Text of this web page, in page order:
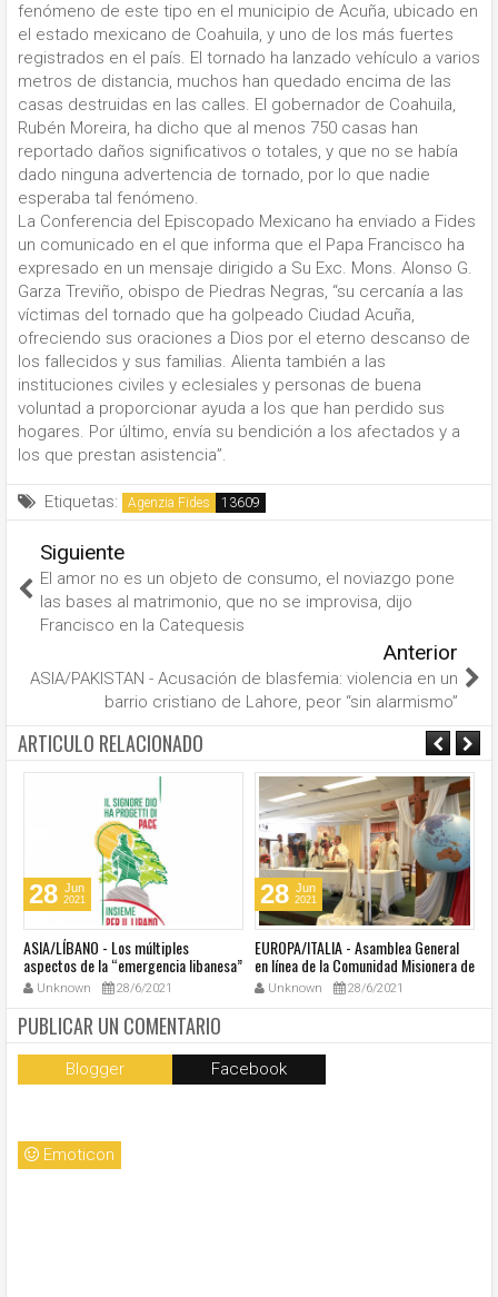
fenómeno de este tipo en el municipio de Acuña, ubicado en
el estado mexicano de Coahuila, y uno de los más fuertes
registrados en el país. El tornado ha lanzado vehículo a varios
metros de distancia, muchos han quedado encima de las
casas destruidas en las calles. El gobernador de Coahuila,
Rubén Moreira, ha dicho que al menos 750 casas han
reportado daños significativos o totales, y que no se había
dado ninguna advertencia de tornado, por lo que nadie
esperaba tal fenómeno.
La Conferencia del Episcopado Mexicano ha enviado a Fides
un comunicado en el que informa que el Papa Francisco ha
expresado en un mensaje dirigido a Su Exc. Mons. Alonso G.
Garza Treviño, obispo de Piedras Negras, “su cercanía a las
víctimas del tornado que ha golpeado Ciudad Acuña,
ofreciendo sus oraciones a Dios por el eterno descanso de
los fallecidos y sus familias. Alienta también a las
instituciones civiles y eclesiales y personas de buena
voluntad a proporcionar ayuda a los que han perdido sus
hogares. Por último, envía su bendición a los afectados y a
los que prestan asistencia”.
Etiquetas: Agenzia Fides
Siguiente
El amor no es un objeto de consumo, el noviazgo pone
las bases al matrimonio, que no se improvisa, dijo
Francisco en la Catequesis
Anterior
ASIA/PAKISTAN - Acusación de blasfemia: violencia en un
barrio cristiano de Lahore, peor “sin alarmismo”
ARTICULO RELACIONADO
28 Jun
2021
ASIA/LÍBANO - Los múltiples
aspectos de la “emergencia libanesa”
al centro de la cumbre eclesial
convocada por el Papa Francisco
Unknown 28/6/2021
28 Jun
2021
EUROPA/ITALIA - Asamblea General
en línea de la Comunidad Misionera de
Villaregia
Unknown 28/6/2021
PUBLICAR UN COMENTARIO
Blogger Facebook
Emoticon